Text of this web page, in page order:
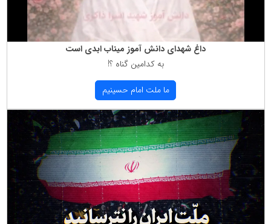
داغ شهدای دانش آموز میناب ابدی است
به كدامین گناه ؟!
ما ملت امام حسینیم